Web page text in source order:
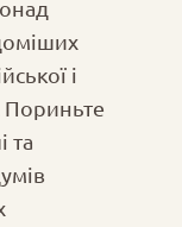
і
Пориньте
та